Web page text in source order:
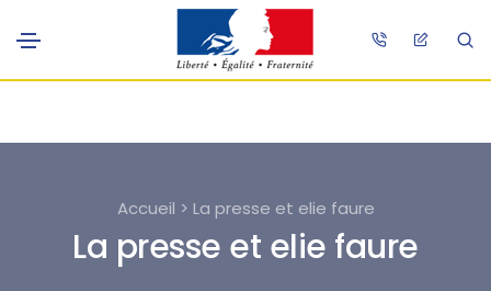
Accueil > La presse et elie faure
La presse et elie faure